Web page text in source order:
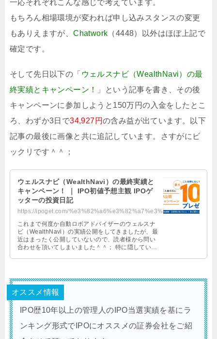
一応それぞれこんな感じで考えています。
もちろん相場環境が変われば申し込みスタンスの変更
もありえますが、Chatwork （4448）以外はほぼ上記で
確定です。
そして先日以下の「 ウェルスナビ（WealthNavi）の最
終実績とキャンペーン！
」という記事を書き、その後
キャンペーンに参加しようと150万円の入金をしたとこ
ろ、わずか3日で34,927円の含み益が出ています。以下
記事の最後に画像と共に追記しています。さすがにビ
ックリです＾＾；
ウェルスナビ（WealthNavi）の最終実績と
キャンペーン！ ｜ IPO初値予想主観 IPOゲ
ッターの投資日記
https://ipoget.com/%e3%82%a6%e3%82%a7%e3%83%ab%e3%82%b9%e3%83%8a%e3%83%93%ef%...
これまで何度か自動ロボアドバイザーのウェルスナ
ビ（WealthNavi）の実績公開をしてきましたが、最
近はまったく公開していないので、読者様から問い
合わせを頂いてしまいました＾＾； 特に隠していた
オススメ情報
IPO歴10年以上の管理人のIPO当選実績を基にラ
ンキング形式でIPOにオススメの証券会社をご紹